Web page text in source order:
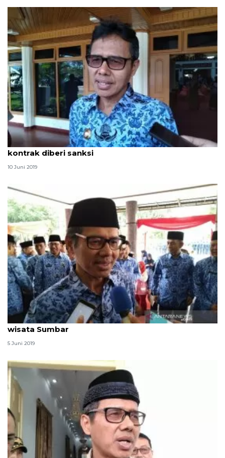
Tak masuk kerja usai cuti Lebaran PNS-tenaga
kontrak diberi sanksi
10 Juni 2019
Gubernur : beri kesempatan perantau nikmati
wisata Sumbar
5 Juni 2019